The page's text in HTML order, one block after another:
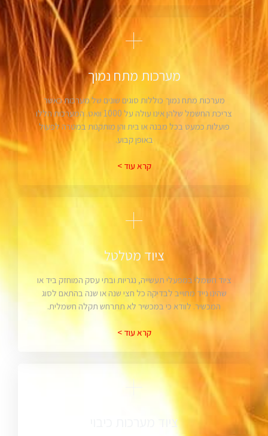
מערכות מתח נמוך
מערכות מתח נמוך כוללות סוגים שונים של מערכות כאשר
צריכת החשמל שלהן אינו עולה על 1000 וואט. המערכות הללו
פועלות כמעט בכל מבנה או בית והן מותקנות במטרה לפעול
באופן קבוע.
קרא עוד >
ציוד מטלטל
ציוד חשמלי במפעלי תעשייה, נגריות ובתי עסק המוחזק ביד או
שהינו נייד מחוייב לבדיקה כל חצי שנה או שנה בהתאם לסוג
המכשיר. לוודא כי במכשיר לא תתרחש תקלה חשמלית.
קרא עוד >
ציוד מערכות כיבוי